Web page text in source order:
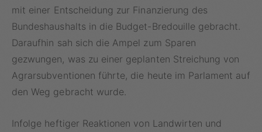
mit einer Entscheidung zur Finanzierung des
Bundeshaushalts in die Budget-Bredouille gebracht.
Daraufhin sah sich die Ampel zum Sparen
gezwungen, was zu einer geplanten Streichung von
Agrarsubventionen führte, die heute im Parlament auf
den Weg gebracht wurde.
Infolge heftiger Reaktionen von Landwirten und